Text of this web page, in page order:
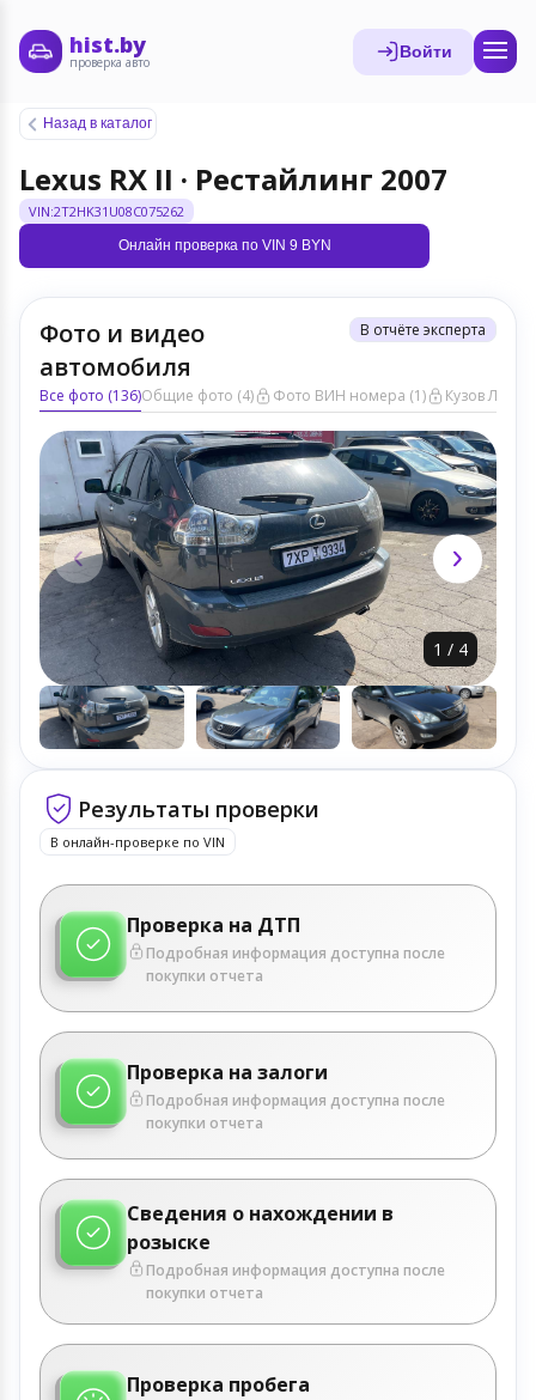
hist.by
проверка авто
Войти
Назад в каталог
Lexus RX II · Рестайлинг 2007
VIN:2T2HK31U08C075262
Онлайн проверка по VIN 9 BYN
Фото и видео
автомобиля
В отчёте эксперта
Все фото (136)Общие фото (4) Фото ВИН номера (1) Кузов ЛКП
1 / 4
Результаты проверки
В онлайн-проверке по VIN
Проверка на ДТП
Подробная информация доступна после
покупки отчета
Проверка на залоги
Подробная информация доступна после
покупки отчета
Сведения о нахождении в
розыске
Подробная информация доступна после
покупки отчета
Проверка пробега